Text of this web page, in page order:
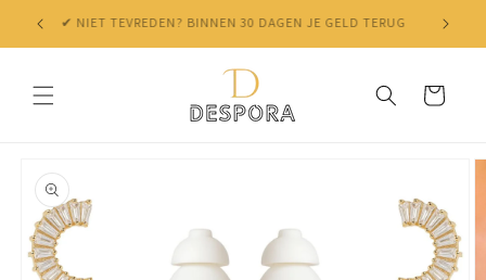
Skip to
content
✔ NIET TEVREDEN? BINNEN 30 DAGEN JE GELD TERUG
Cart
product
information